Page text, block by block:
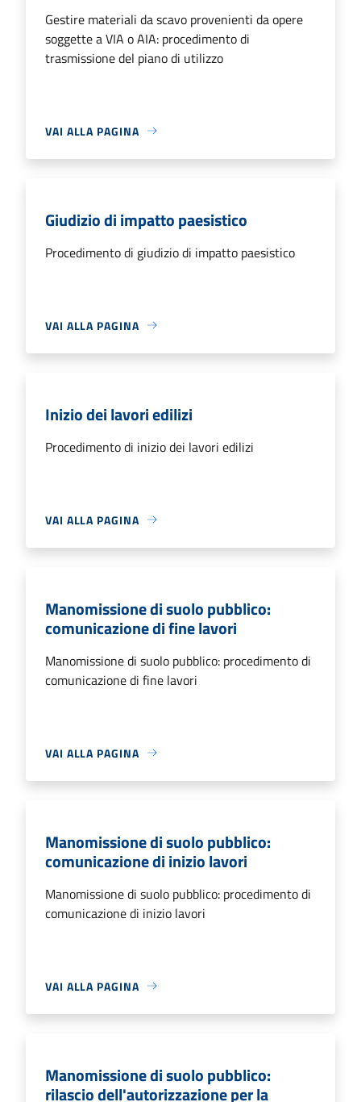
Gestire materiali da scavo provenienti da opere
soggette a VIA o AIA: procedimento di
trasmissione del piano di utilizzo
VAI ALLA PAGINA
Giudizio di impatto paesistico
Procedimento di giudizio di impatto paesistico
VAI ALLA PAGINA
Inizio dei lavori edilizi
Procedimento di inizio dei lavori edilizi
VAI ALLA PAGINA
Manomissione di suolo pubblico:
comunicazione di fine lavori
Manomissione di suolo pubblico: procedimento di
comunicazione di fine lavori
VAI ALLA PAGINA
Manomissione di suolo pubblico:
comunicazione di inizio lavori
Manomissione di suolo pubblico: procedimento di
comunicazione di inizio lavori
VAI ALLA PAGINA
Manomissione di suolo pubblico:
rilascio dell'autorizzazione per la